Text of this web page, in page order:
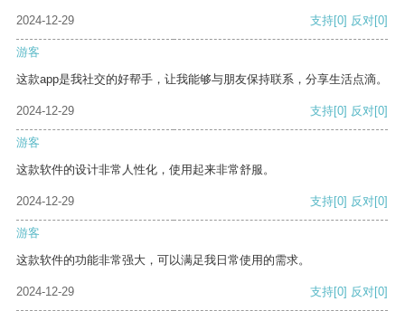
2024-12-29 支持[0] 反对[0]
游客
这款app是我社交的好帮手，让我能够与朋友保持联系，分享生活点滴。
2024-12-29 支持[0] 反对[0]
游客
这款软件的设计非常人性化，使用起来非常舒服。
2024-12-29 支持[0] 反对[0]
游客
这款软件的功能非常强大，可以满足我日常使用的需求。
2024-12-29 支持[0] 反对[0]